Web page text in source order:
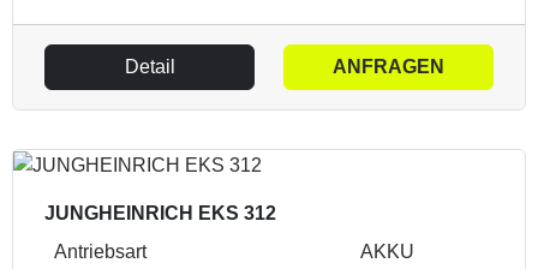
Detail ANFRAGEN
JUNGHEINRICH EKS 312
Antriebsart
AKKU